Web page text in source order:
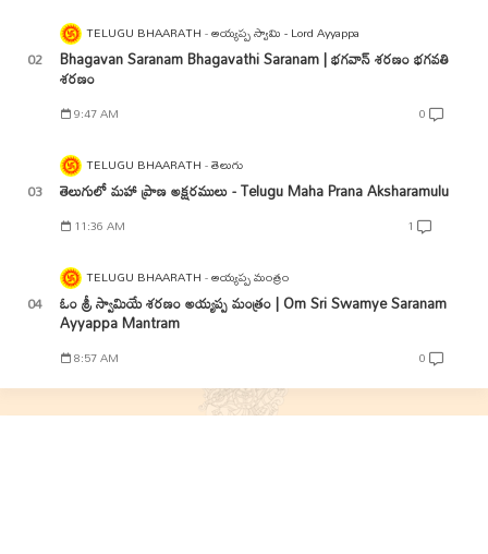
TELUGU BHAARATH అయ్యప్ప స్వామి - Lord Ayyappa
Bhagavan Saranam Bhagavathi Saranam | భగవాన్ శరణం భగవతి
శరణం
9:47 AM 0
TELUGU BHAARATH తెలుగు
తెలుగులో మహా ప్రాణ అక్షరములు - Telugu Maha Prana Aksharamulu
11:36 AM 1
TELUGU BHAARATH అయ్యప్ప మంత్రం
ఓం శ్రీ స్వామియే శరణం అయ్యప్ప మంత్రం | Om Sri Swamye Saranam
Ayyappa Mantram
8:57 AM 0